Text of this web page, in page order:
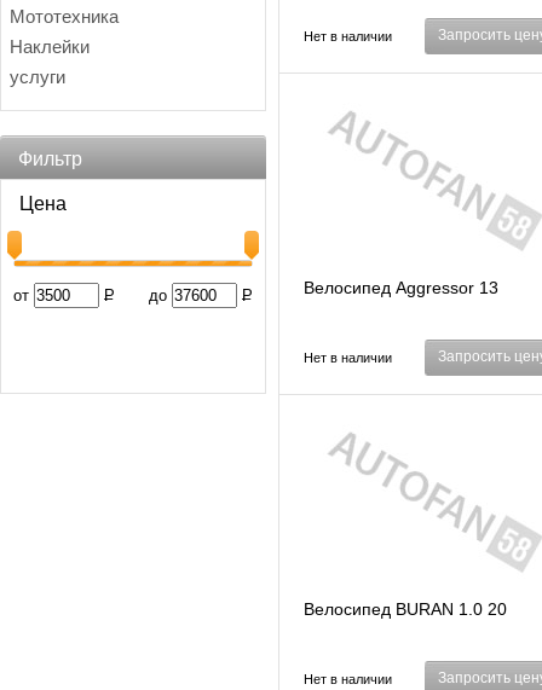
Мототехника
Наклейки
услуги
Фильтр
Цена
от Р до Р
Нет в наличии Запросить
Велосипед Aggressor 13
Нет в наличии Запросить
Велосипед BURAN 1.0 20
Нет в наличии Запросить